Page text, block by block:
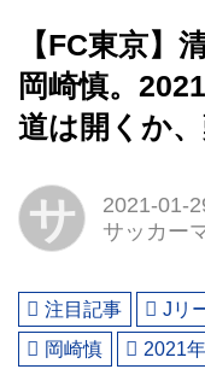
【FC東京】
岡崎慎。
道は開くか
サ
2021-01-
サッカー
注目記事 Jリ
岡崎慎
2021